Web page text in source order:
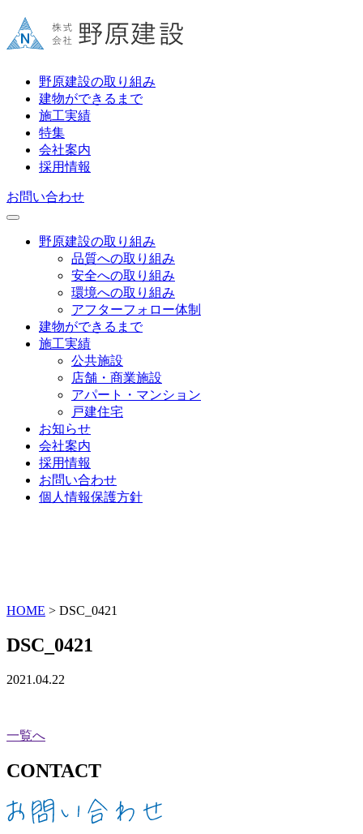
野原建設の取り組み
建物ができるまで
施工実績
特集
会社案内
採用情報
お問い合わせ
野原建設の取り組み
品質への取り組み
安全への取り組み
環境への取り組み
アフターフォロー体制
建物ができるまで
施工実績
公共施設
店舗・商業施設
アパート・マンション
戸建住宅
お知らせ
会社案内
採用情報
お問い合わせ
個人情報保護方針
HOME > DSC_0421
DSC_0421
2021.04.22
一覧へ
CONTACT